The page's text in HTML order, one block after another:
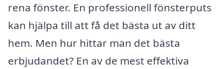
rena fönster. En professionell fönsterputs
kan hjälpa till att få det bästa ut av ditt
hem. Men hur hittar man det bästa
erbjudandet? En av de mest effektiva